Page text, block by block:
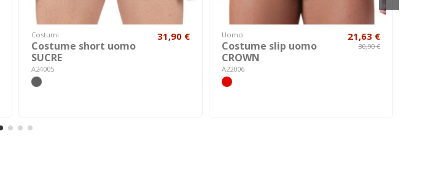
Costumi
Costume short uomo
SUCRE
A24005
31,90 € Uomo
Costume slip uomo
CROWN
A22006
21,63 €
30,90 €